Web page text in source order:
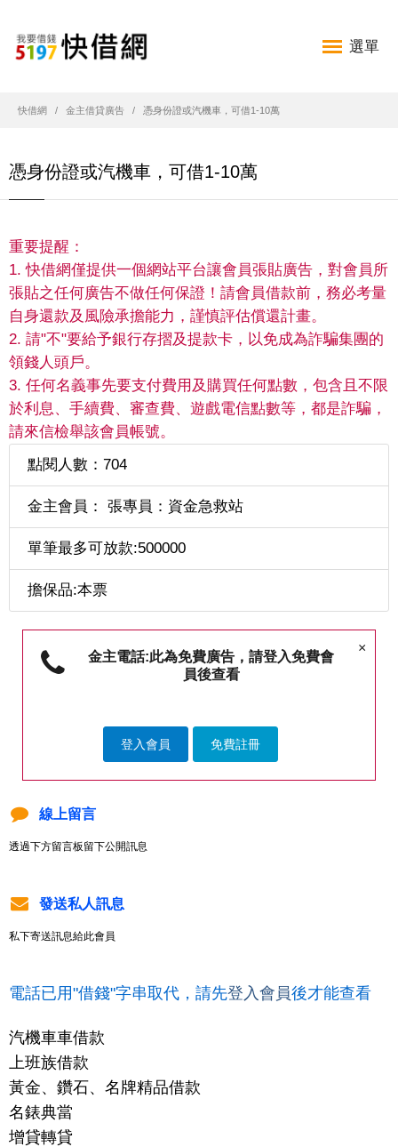
選單
快借網 金主借貸廣告 憑身份證或汽機車，可借1-10萬
憑身份證或汽機車，可借1-10萬
重要提醒：
1. 快借網僅提供一個網站平台讓會員張貼廣告，對會員所
張貼之任何廣告不做任何保證！請會員借款前，務必考量
自身還款及風險承擔能力，謹慎評估償還計畫。
2. 請"不"要給予銀行存摺及提款卡，以免成為詐騙集團的
領錢人頭戶。
3. 任何名義事先要支付費用及購買任何點數，包含且不限
於利息、手續費、審查費、遊戲電信點數等，都是詐騙，
請來信檢舉該會員帳號。
點閱人數：704
金主會員： 張專員：資金急救站
單筆最多可放款:500000
擔保品:本票
×
金主電話:此為免費廣告，請登入免費會
員後查看
登入會員 免費註冊
線上留言
透過下方留言板留下公開訊息
發送私人訊息
私下寄送訊息給此會員
電話已用"借錢"字串取代，請先登入會員後才能查看
汽機車車借款
上班族借款
黃金、鑽石、名牌精品借款
名錶典當
增貸轉貸